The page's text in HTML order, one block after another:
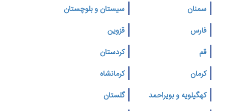
سمنان
سیستان و بلوچستان
فارس
قزوین
قم
کردستان
کرمان
کرمانشاه
کهگیلویه و بویراحمد
گلستان